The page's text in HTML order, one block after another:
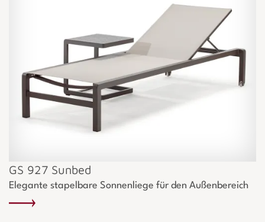
GS 927 Sunbed
Elegante stapelbare Sonnenliege für den Außenbereich